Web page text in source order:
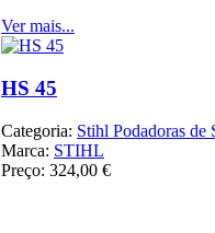
Ver mais...
HS 45
Categoria: Stihl Podadoras de
Marca: STIHL
Preço: 324,00 €